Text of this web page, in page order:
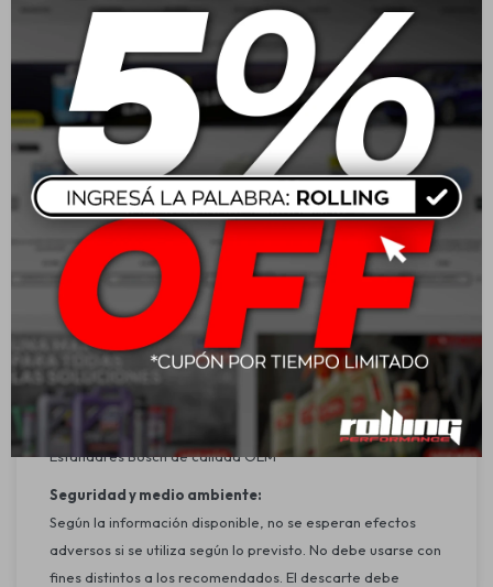
ruidos. Ideal para vehículos con brazo tipo gancho.
Características:
Diseño aerodinámico para una distribución uniforme de la
presiónTratamiento de grafito para un barrido suave y
silenciosoCompatibilidad universal con conexión tipo
ganchoSin partes metálicas expuestas: no daña la pintura
ni se oxidaAlta durabilidad y desempeño incluso en
condiciones climáticas exigentesResistencia a la corrosión
y al desgaste
Aplicación:
Vehículos con conexión de escobilla tipo ganchoUso
urbano y en carretera – óptimo desempeño en lluvia o
suciedad ligera
Homologaciones:
Atiende o Excede:
Estándares Bosch de calidad OEM
Seguridad y medio ambiente:
Según la información disponible, no se esperan efectos
adversos si se utiliza según lo previsto. No debe usarse con
fines distintos a los recomendados. El descarte debe